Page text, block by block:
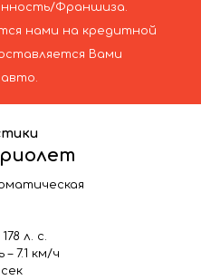
Франшиза.
нами на кредитной
Вами
л. с.
7.1 км/ч